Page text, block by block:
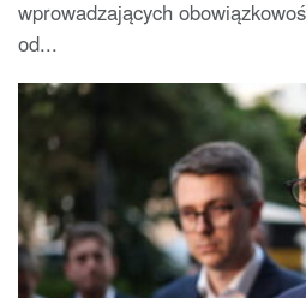
wprowadzających
od...